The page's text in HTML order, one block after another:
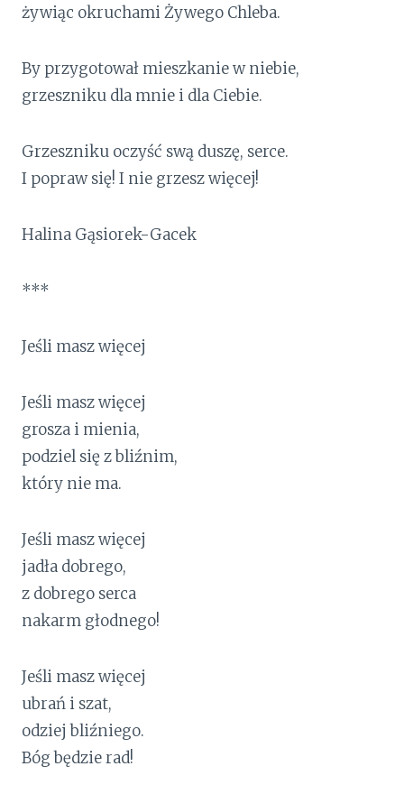
żywiąc okruchami Żywego Chleba.
By przygotował mieszkanie w niebie,
grzeszniku dla mnie i dla Ciebie.
Grzeszniku oczyść swą duszę, serce.
I popraw się! I nie grzesz więcej!
Halina Gąsiorek-Gacek
***
Jeśli masz więcej
Jeśli masz więcej
grosza i mienia,
podziel się z bliźnim,
który nie ma.
Jeśli masz więcej
jadła dobrego,
z dobrego serca
nakarm głodnego!
Jeśli masz więcej
ubrań i szat,
odziej bliźniego.
Bóg będzie rad!